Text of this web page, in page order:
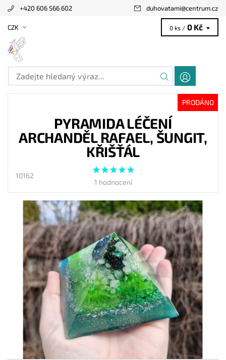
+420 606 566 602 duhovatami@centrum.cz
CZK 0 ks / 0 Kč
PRODÁNO
PYRAMIDA LÉČENÍ
ARCHANDĚL RAFAEL, ŠUNGIT,
KŘIŠŤÁL
10162
1 hodnocení